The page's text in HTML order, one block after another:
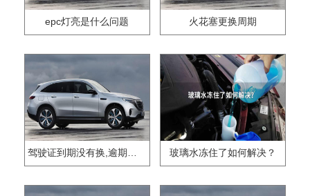
epc灯亮是什么问题 火花塞更换周期
驾驶证到期没有换,逾期怎么办?? 玻璃水冻住了如何解决？